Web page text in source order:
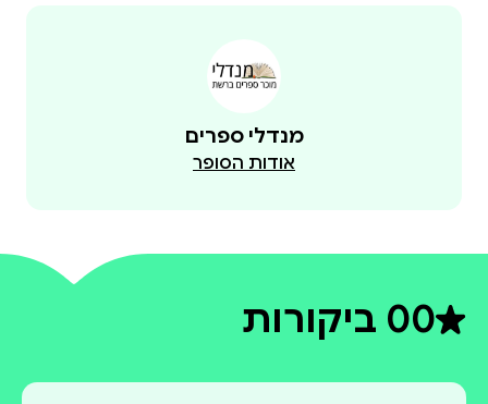
מנדלי ספרים
אודות הסופר
0דירוג ממוצע 0 מתוך 5
0 ביקורות